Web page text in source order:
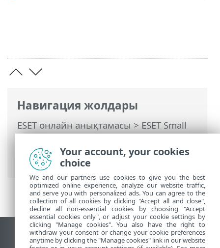
Навигация жолдары
ESET онлайн анықтамасы>ESET Small
Business Security>ESET Small Business
Security бағдарламасымен жұмыс істеу
Құралдар> Іске қосылған процестер
Жұмыс үстеліндегі сайтты қарау
Your account, your cookies
choice
We and our partners use cookies to give you the best
optimized online experience, analyze our website traffic,
and serve you with personalized ads. You can agree to the
collection of all cookies by clicking "Accept all and close",
decline all non-essential cookies by choosing "Accept
essential cookies only", or adjust your cookie settings by
clicking "Manage cookies". You also have the right to
withdraw your consent or change your cookie preferences
anytime by clicking the "Manage cookies" link in our website